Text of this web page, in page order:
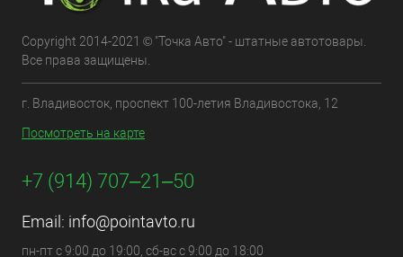
Copyright 2014-2021 © "Точка Авто" - штатные автотовары.
Все права защищены.
г. Владивосток, проспект 100-летия Владивостока, 12
Посмотреть на карте
+7 (914) 707‒21‒50
Email: info@pointavto.ru
пн-пт с 9:00 до 19:00, сб-вс с 9:00 до 18:00